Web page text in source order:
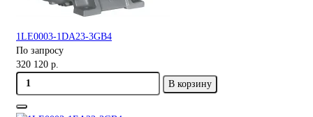
1LE0003-1DA23-3GB4
По запросу
320 120 р.
В корзину